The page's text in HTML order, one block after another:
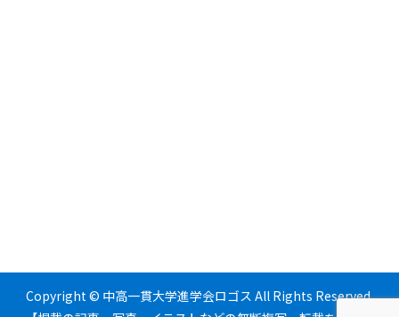
Copyright © 中高一貫大学進学会ロゴス All Rights Reserved.